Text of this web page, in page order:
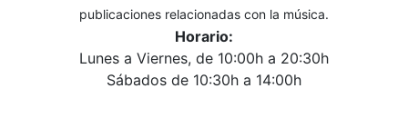
publicaciones relacionadas con la música.
Horario:
Lunes a Viernes, de 10:00h a 20:30h
Sábados de 10:30h a 14:00h